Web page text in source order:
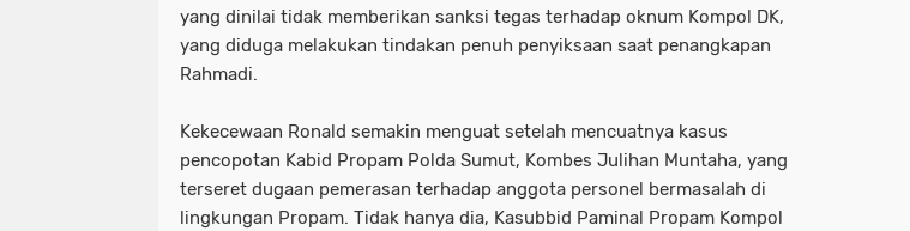
yang dinilai tidak memberikan sanksi tegas terhadap oknum Kompol DK,
yang diduga melakukan tindakan penuh penyiksaan saat penangkapan
Rahmadi.
Kekecewaan Ronald semakin menguat setelah mencuatnya kasus
pencopotan Kabid Propam Polda Sumut, Kombes Julihan Muntaha, yang
terseret dugaan pemerasan terhadap anggota personel bermasalah di
lingkungan Propam. Tidak hanya dia, Kasubbid Paminal Propam Kompol